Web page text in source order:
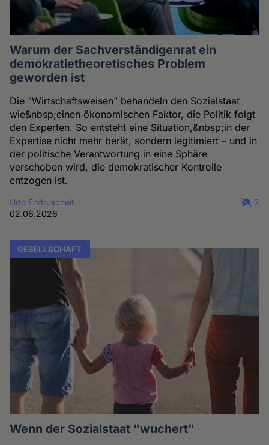
Warum der Sachverständigenrat ein
demokratietheoretisches Problem
geworden ist
Die "Wirtschaftsweisen" behandeln den Sozialstaat
wie&nbsp;einen ökonomischen Faktor, die Politik folgt
den Experten. So entsteht eine Situation,&nbsp;in der
Expertise nicht mehr berät, sondern legitimiert – und in
der politische Verantwortung in eine Sphäre
verschoben wird, die demokratischer Kontrolle
entzogen ist.
Udo Endruscheit
02.06.2026
2
GESELLSCHAFT
Wenn der Sozialstaat "wuchert"